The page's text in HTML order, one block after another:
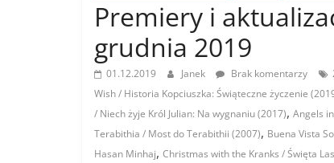
Premiery i
grudnia 2019
01.12.2019 Janek Brak komentarzy
Wish / Historia Kopciuszka: Świąteczne życzenie
/ Niech żyje Król Julian: Na wygnaniu (2017), Angels
Terabithia / Most do Terabithii (2007), Buena Vista
Hasan Minhaj, Christmas with the Kranks / Święta